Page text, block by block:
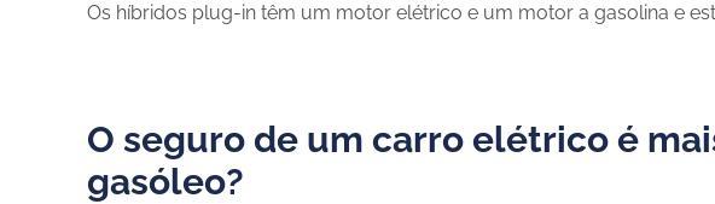
Os híbridos plug-in têm um motor elétrico e um motor a gasolina e
O seguro de um carro elétrico é
gasóleo?